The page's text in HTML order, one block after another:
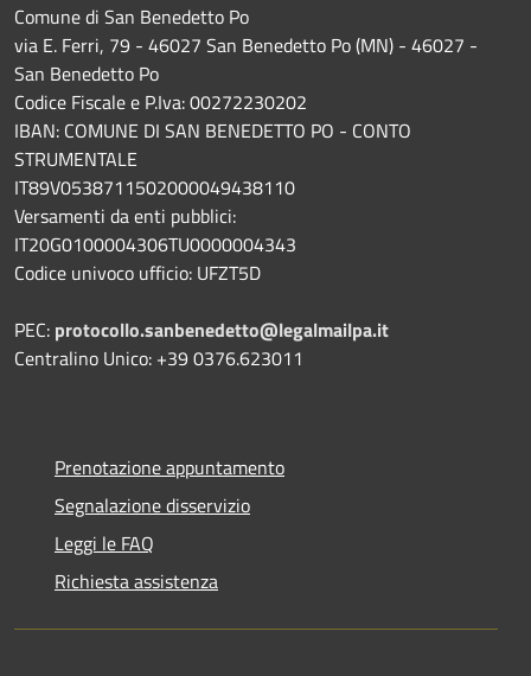
Comune di San Benedetto Po
via E. Ferri, 79 - 46027 San Benedetto Po (MN) - 46027 -
San Benedetto Po
Codice Fiscale e P.Iva: 00272230202
IBAN: COMUNE DI SAN BENEDETTO PO - CONTO
STRUMENTALE
IT89V0538711502000049438110
Versamenti da enti pubblici:
IT20G0100004306TU0000004343
Codice univoco ufficio: UFZT5D
PEC: protocollo.sanbenedetto@legalmailpa.it
Centralino Unico: +39 0376.623011
Prenotazione appuntamento
Segnalazione disservizio
Leggi le FAQ
Richiesta assistenza